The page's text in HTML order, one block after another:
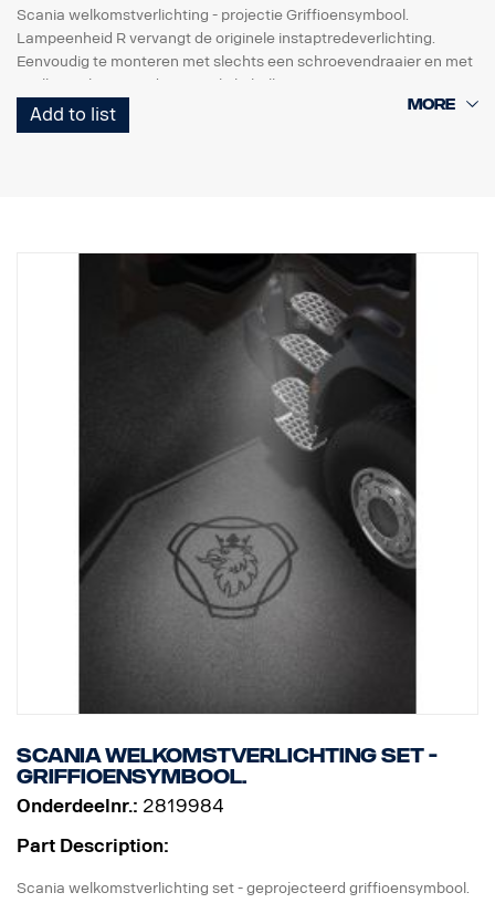
Scania welkomstverlichting - projectie Griffioensymbool.
Lampeenheid R vervangt de originele instaptredeverlichting.
Eenvoudig te monteren met slechts een schroevendraaier en met
snelkoppeling voor de originele kabelboom.
Opmerking. Alleen bestemd voor vrachtwagens met originele
Add to list
Scania welkomstverlichting set -
griffioensymbool.
Onderdeelnr.: 2819984
Part Description:
Scania welkomstverlichting set - geprojecteerd griffioensymbool.